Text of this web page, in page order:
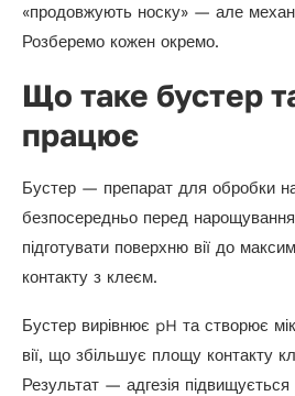
«продовжують носку» — але
Розберемо кожен окремо.
Що таке бустер
працює
Бустер — препарат для обробки
безпосередньо перед
підготувати поверхню вії до
контакту з клеєм.
Бустер вирівнює pH та створює
вії, що збільшує площу контакту
Результат — адгезія